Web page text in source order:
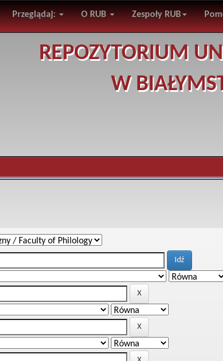
Przeglądaj: O RUB Zespoły RUB
REPOZYTORIUM
W